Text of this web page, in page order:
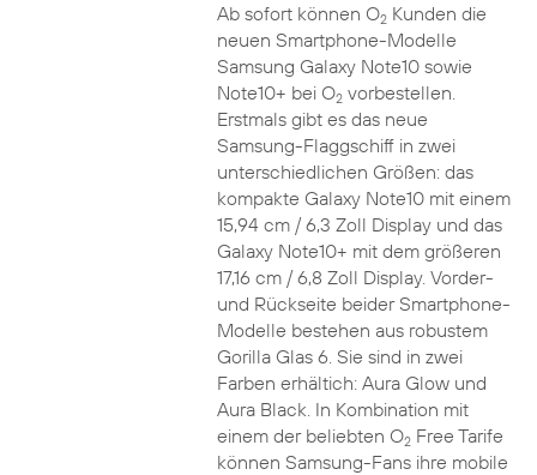
Ab sofort können O2Kunden die
neuen Smartphone-Modelle
Samsung Galaxy Note10 sowie
Note10+ bei O2vorbestellen.
Erstmals gibt es das neue
Samsung-Flaggschiff in zwei
unterschiedlichen Größen: das
kompakte Galaxy Note10 mit einem
15,94 cm / 6,3 Zoll Display und das
Galaxy Note10+ mit dem größeren
17,16 cm / 6,8 Zoll Display. Vorder-
und Rückseite beider Smartphone-
Modelle bestehen aus robustem
Gorilla Glas 6. Sie sind in zwei
Farben erhältich: Aura Glow und
Aura Black. In Kombination mit
einem der beliebten O2Free Tarife
können Samsung-Fans ihre mobile